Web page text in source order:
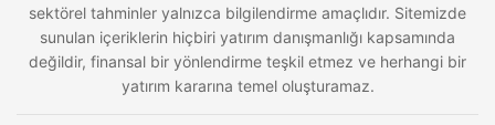
sektörel tahminler yalnızca bilgilendirme amaçlıdır. Sitemizde
sunulan içeriklerin hiçbiri yatırım danışmanlığı kapsamında
değildir, finansal bir yönlendirme teşkil etmez ve herhangi bir
yatırım kararına temel oluşturamaz.